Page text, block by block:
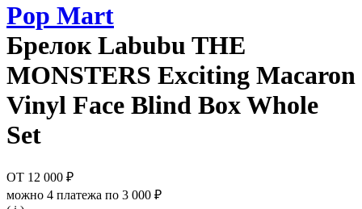
Pop Mart
Брелок Labubu THE
MONSTERS Exciting Macaron
Vinyl Face Blind Box Whole
Set
ОТ 12 000 ₽
можно 4 платежа по 3 000 ₽